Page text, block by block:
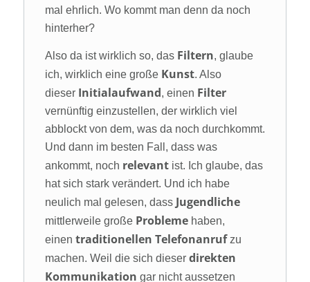
mal ehrlich. Wo kommt man denn da noch
hinterher?
Also da ist wirklich so, das Filtern, glaube
ich, wirklich eine große Kunst. Also
dieser Initialaufwand, einen Filter
vernünftig einzustellen, der wirklich viel
abblockt von dem, was da noch durchkommt.
Und dann im besten Fall, dass was
ankommt, noch relevantist. Ich glaube, das
hat sich stark verändert. Und ich habe
neulich mal gelesen, dass Jugendliche
mittlerweile große Problemehaben,
einen traditionellen Telefonanrufzu
machen. Weil die sich dieser direkten
Kommunikation gar nicht aussetzen